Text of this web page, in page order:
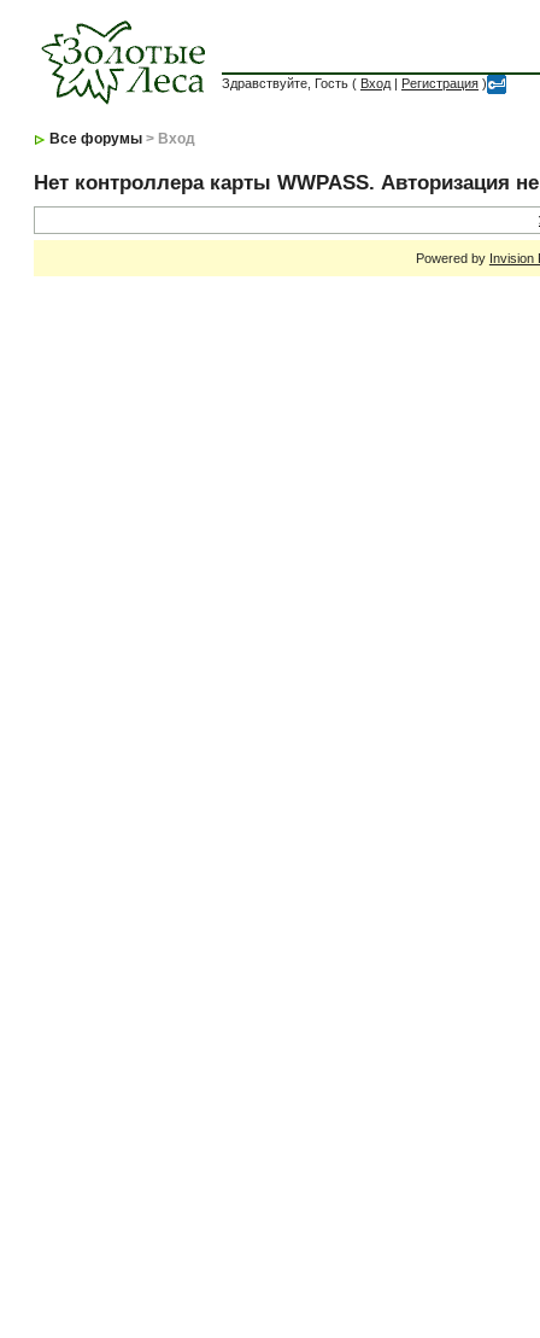
Здравствуйте, Гость ( Вход | Регистрация )
Все форумы > Вход
Нет контроллера карты WWPASS. Авторизация
Powered by Invision